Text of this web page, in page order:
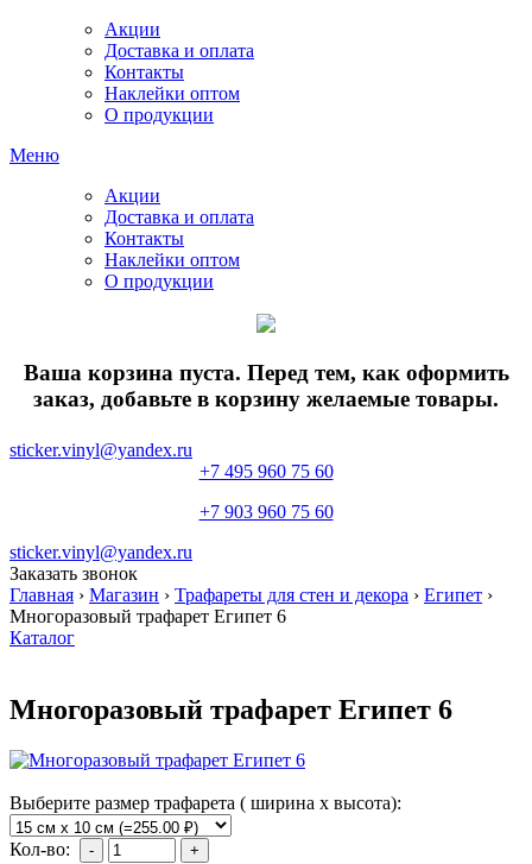
Акции
Доставка и оплата
Контакты
Наклейки оптом
О продукции
Меню
Акции
Доставка и оплата
Контакты
Наклейки оптом
О продукции
Ваша корзина пуста. Перед тем, как оформить
заказ, добавьте в корзину желаемые товары.
sticker.vinyl@yandex.ru
+7 495 960 75 60
+7 903 960 75 60
sticker.vinyl@yandex.ru
Заказать звонок
Главная › Магазин › Трафареты для стен и декора › Египет ›
Многоразовый трафарет Египет 6
Каталог
Многоразовый трафарет Египет 6
Выберите размер трафарета ( ширина х высота):
Кол-во: